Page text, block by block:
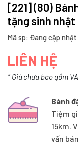
[221] (80)
tặng sinh nhật
Mã sp: Đang cập nhật
LIÊN HỆ
* Giá chưa bao gồm
Bánh
Tiệm
15km.
vấn